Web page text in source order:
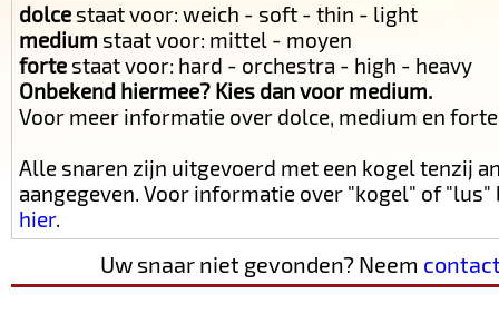
dolce staat voor: weich - soft - thin - light
medium staat voor: mittel - moyen
forte staat voor: hard - orchestra - high - heavy
Onbekend hiermee? Kies dan voor medium.
Voor meer informatie over dolce, medium en
Alle snaren zijn uitgevoerd met een kogel tenzij
aangegeven. Voor informatie over "kogel" of
hier.
Uw snaar niet gevonden? Neem